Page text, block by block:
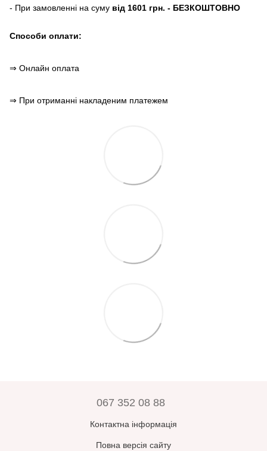
- При замовленні на суму від 1601 грн. - БЕЗКОШТОВНО
Способи оплати:
⇒ Онлайн оплата
⇒ При отриманні накладеним платежем
067 352 08 88
Контактна інформація
Повна версія сайту